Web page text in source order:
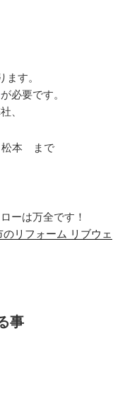
ます。
が必要です。
、
本 まで
ーは万全です！
リフォーム リブウェ
事